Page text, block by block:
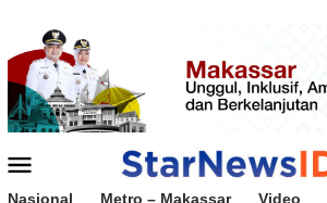
konten
Mobile
Nasional Metro – Makassar Video